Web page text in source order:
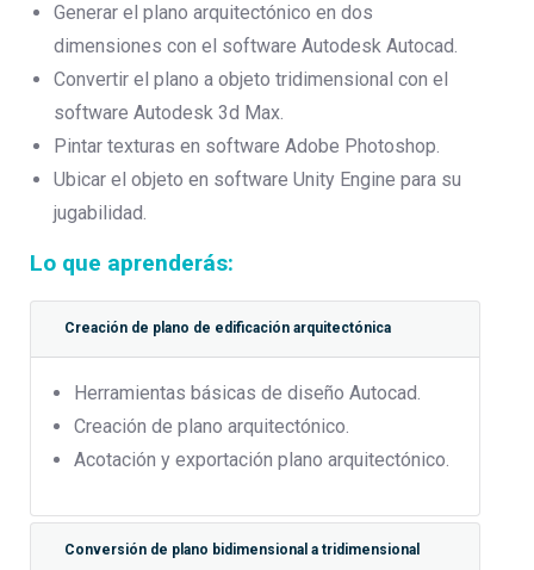
Generar el plano arquitectónico en dos
dimensiones con el software Autodesk Autocad.
Convertir el plano a objeto tridimensional con el
software Autodesk 3d Max.
Pintar texturas en software Adobe Photoshop.
Ubicar el objeto en software Unity Engine para su
jugabilidad.
Lo que aprenderás:
Creación de plano de edificación arquitectónica
Herramientas básicas de diseño Autocad.
Creación de plano arquitectónico.
Acotación y exportación plano arquitectónico.
Conversión de plano bidimensional a tridimensional